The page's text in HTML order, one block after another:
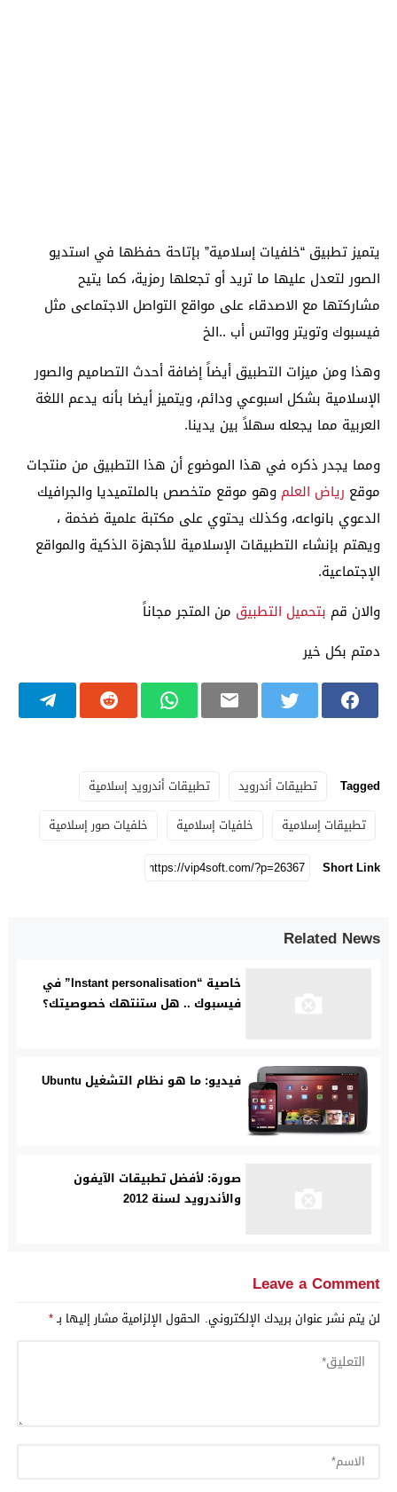
يتميز تطبيق “خلفيات إسلامية” بإتاحة حفظها في استديو
الصور لتعدل عليها ما تريد أو تجعلها رمزية، كما يتيح
مشاركتها مع الاصدقاء على مواقع التواصل الاجتماعى مثل
فيسبوك وتويتر وواتس أب ..الخ
وهذا ومن ميزات التطبيق أيضاً إضافة أحدث التصاميم والصور
الإسلامية بشكل اسبوعي ودائم، ويتميز أيضا بأنه يدعم اللغة
العربية مما يجعله سهلاً بين يدينا.
ومما يجدر ذكره في هذا الموضوع أن هذا التطبيق من منتجات
موقع رياض العلم وهو موقع متخصص بالملتميديا والجرافيك
الدعوي بانواعه، وكذلك يحتوي على مكتبة علمية ضخمة ،
ويهتم بإنشاء التطبيقات الإسلامية للأجهزة الذكية والمواقع
الإجتماعية.
والان قم بتحميل التطبيق من المتجر مجاناً
دمتم بكل خير
Tagged تطبيقات أندرويد
تطبيقات أندرويد إسلامية
تطبيقات إسلامية
خلفيات إسلامية
خلفيات صور إسلامية
Short Link
Related News
خاصية “Instant personalisation” في
فيسبوك .. هل ستنتهك خصوصيتك؟
فيديو: ما هو نظام التشغيل Ubuntu
صورة: لأفضل تطبيقات الآيفون
والأندرويد لسنة 2012
Leave a Comment
لن يتم نشر عنوان بريدك الإلكتروني. الحقول الإلزامية مشار إليها بـ*